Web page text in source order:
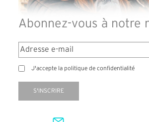
Abonnez-vous à notre
J'accepte la politique de confidentialité
S'INSCRIRE